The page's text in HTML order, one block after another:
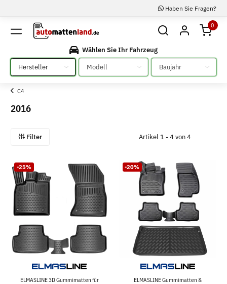
Haben Sie Fragen?
0
Wählen Sie Ihr Fahrzeug
Bitte auswählen
Bitte auswählen Bitte auswählen
C4
2016
Filter Artikel 1 - 4 von 4
-25%
ELMASLINE 3D Gummimatten für
-20%
ELMASLINE Gummimatten &